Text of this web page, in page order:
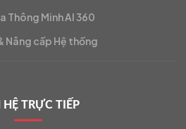
Thông Minh AI 360
Nâng cấp Hệ thống
HỆ TRỰC TIẾP